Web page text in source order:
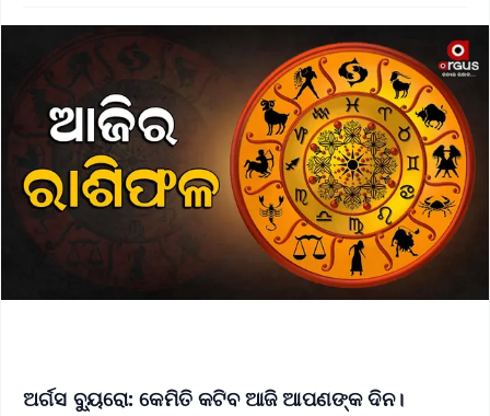
Argus Chalo Dekhein Apna Desh
ଅର୍ଗସ ବ୍ୟୁରୋ: କେମିତି କଟିବ ଆଜି ଆପଣଙ୍କ ଦିନ।